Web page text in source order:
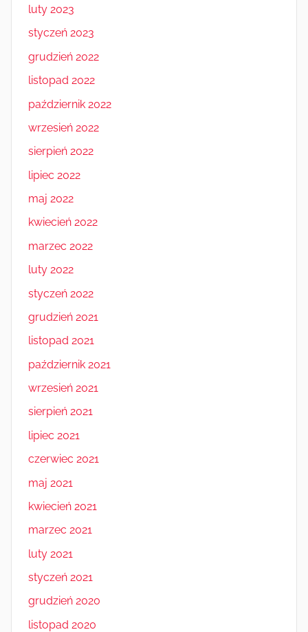
luty 2023
styczeń 2023
grudzień 2022
listopad 2022
październik 2022
wrzesień 2022
sierpień 2022
lipiec 2022
maj 2022
kwiecień 2022
marzec 2022
luty 2022
styczeń 2022
grudzień 2021
listopad 2021
październik 2021
wrzesień 2021
sierpień 2021
lipiec 2021
czerwiec 2021
maj 2021
kwiecień 2021
marzec 2021
luty 2021
styczeń 2021
grudzień 2020
listopad 2020